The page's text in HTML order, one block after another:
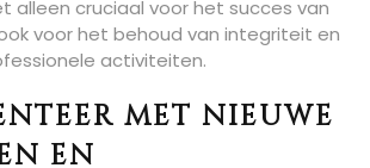
alleen cruciaal voor het succes van
voor het behoud van integriteit en
activiteiten.
met nieuwe
en